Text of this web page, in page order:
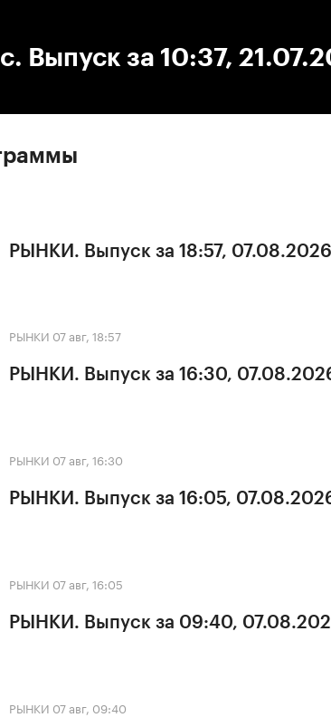
Выпуск за 10:37,
РЫНКИ. Выпуск за 18:57, 07.08.2026
РЫНКИ 07 авг, 18:57
РЫНКИ. Выпуск за 16:30,
РЫНКИ 07 авг, 16:30
РЫНКИ. Выпуск за 16:05,
РЫНКИ 07 авг, 16:05
РЫНКИ. Выпуск за 09:40,
РЫНКИ 07 авг, 09:40